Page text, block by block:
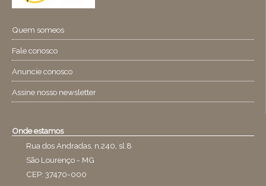
Quem someos
Fale conosco
Anuncie conosco
Assine nosso newsletter
Onde estamos
Rua dos Andradas, n.240, sl.8
São Lourenço - MG
CEP: 37470-000